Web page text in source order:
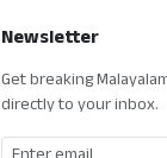
Newsletter
Get breaking
directly to your inbox.